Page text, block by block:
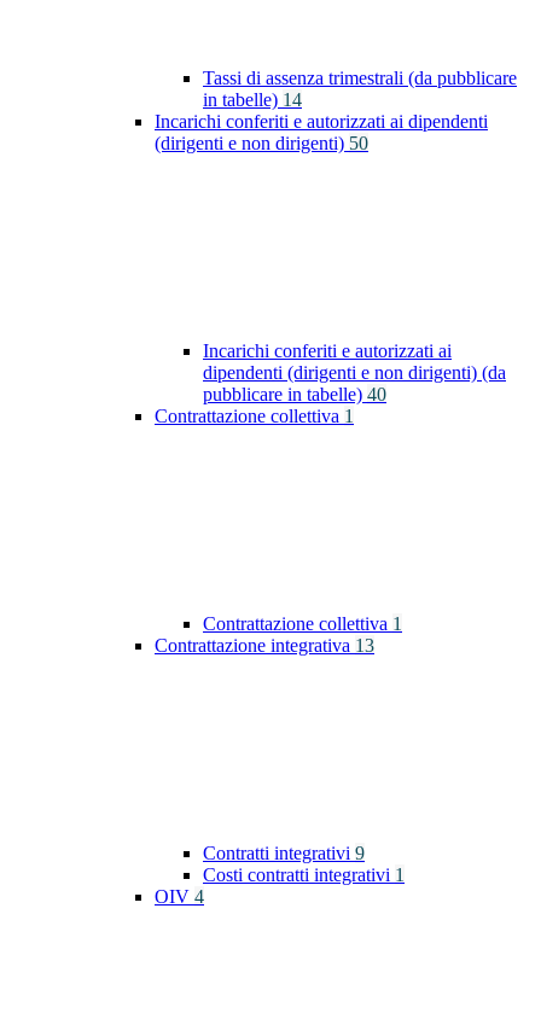
Tassi di assenza trimestrali (da pubblicare
in tabelle) 14
Incarichi conferiti e autorizzati ai dipendenti
(dirigenti e non dirigenti) 50
Incarichi conferiti e autorizzati ai
dipendenti (dirigenti e non dirigenti) (da
pubblicare in tabelle) 40
Contrattazione collettiva 1
Contrattazione collettiva 1
Contrattazione integrativa 13
Contratti integrativi 9
Costi contratti integrativi 1
OIV 4